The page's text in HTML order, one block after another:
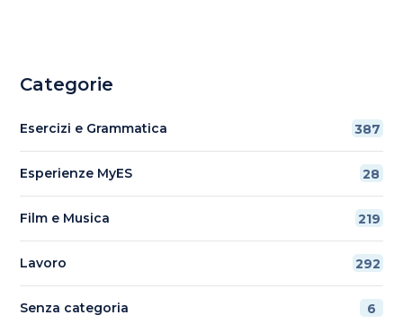
Categorie
Esercizi e Grammatica 387
Esperienze MyES 28
Film e Musica 219
Lavoro 292
Senza categoria 6